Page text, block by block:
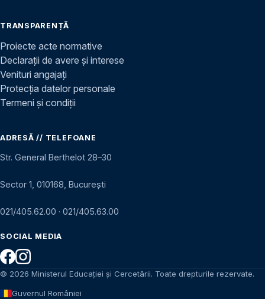
TRANSPARENȚĂ
Proiecte acte normative
Declarații de avere și interese
Venituri angajați
Protecția datelor personale
Termeni și condiții
ADRESĂ // TELEFOANE
Str. General Berthelot 28–30
Sector 1, 010168, București
021/405.62.00 · 021/405.63.00
SOCIAL MEDIA
© 2026 Ministerul Educației și Cercetării. Toate drepturile rezervate.
Guvernul României